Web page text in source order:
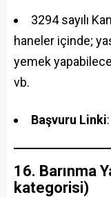
3294 sayılı
haneler içinde;
yemek
vb.
Başvuru Linki
16. Barınma
kategorisi)